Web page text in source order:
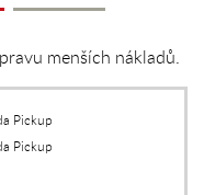
Pickup
Pickup
menších nákladů.